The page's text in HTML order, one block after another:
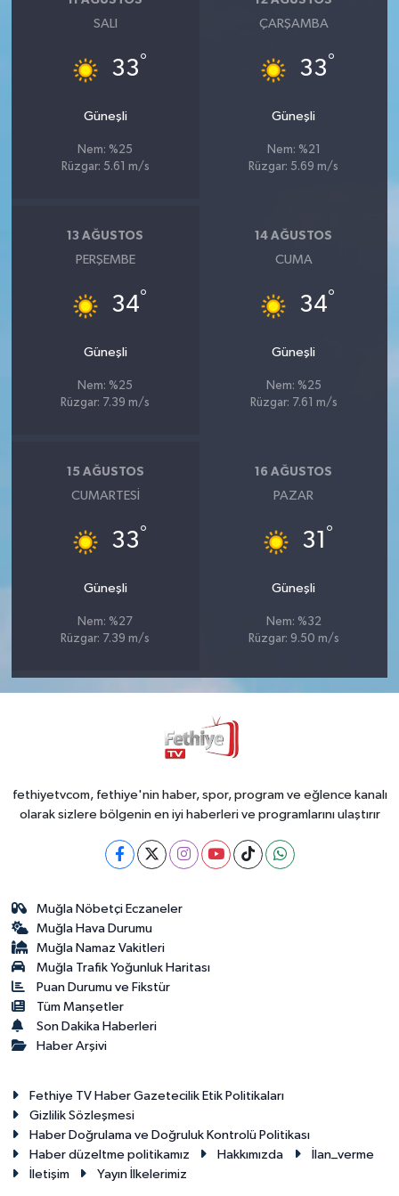
SALI
33°
Güneşli
Nem: %25
Rüzgar: 5.61 m/s
ÇARŞAMBA
33°
Güneşli
Nem: %21
Rüzgar: 5.69 m/s
13 AĞUSTOS
PERŞEMBE
34°
Güneşli
Nem: %25
Rüzgar: 7.39 m/s
14 AĞUSTOS
CUMA
34°
Güneşli
Nem: %25
Rüzgar: 7.61 m/s
15 AĞUSTOS
CUMARTESI
33°
Güneşli
Nem: %27
Rüzgar: 7.39 m/s
16 AĞUSTOS
PAZAR
31 °
Güneşli
Nem: %32
Rüzgar: 9.50 m/s
fethiyetvcom, fethiye'nin haber, spor, program ve eğlence kanalı
olarak sizlere bölgenin en iyi haberleri ve programlarını ulaştırır
Muğla Nöbetçi Eczaneler
Muğla Hava Durumu
Muğla Namaz Vakitleri
Muğla Trafik Yoğunluk Haritası
Puan Durumu ve Fikstür
Tüm Manşetler
Son Dakika Haberleri
Haber Arşivi
Fethiye TV Haber Gazetecilik Etik Politikaları
Gizlilik Sözleşmesi
Haber Doğrulama ve Doğruluk Kontrolü Politikası
Haber düzeltme politikamız
Hakkımızda
İlan_verme
İletişim
Yayın İlkelerimiz